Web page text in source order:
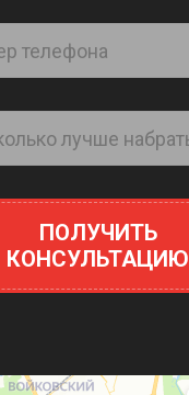
ПОЛУЧИТЬ
КОНСУЛЬТАЦИЮ